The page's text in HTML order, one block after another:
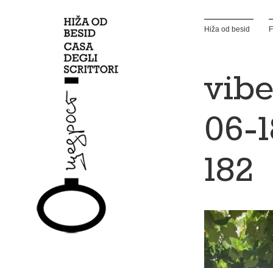
Hiža od besid
06-
182